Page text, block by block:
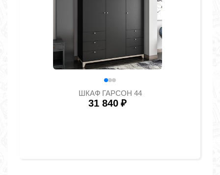
ШКАФ ГАРСОН 44
31 840 ₽